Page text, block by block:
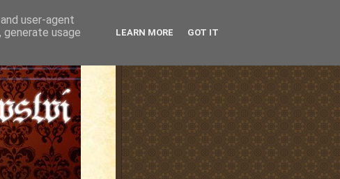
user-agent
usage
LEARN MORE GOT IT